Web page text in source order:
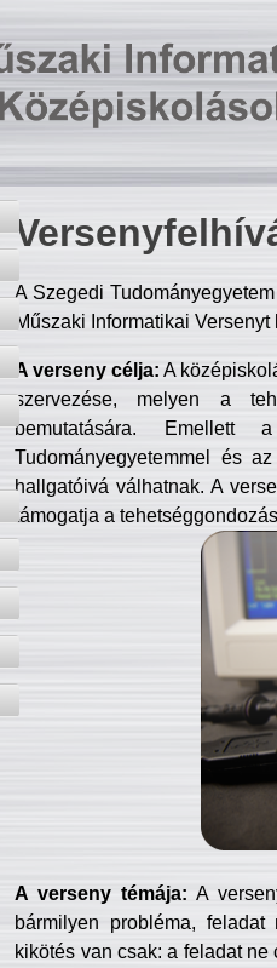
A Szegedi
Műszaki Informatikai
A verseny célja: A
szervezése, melyen a
bemutatására. Emellett
Tudományegyetemmel és
hallgatóivá válhatnak. A
támogatja a
A verseny témája: A
bármilyen probléma, feladat
kikötés van csak: a feladat